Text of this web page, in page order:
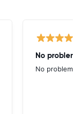
No
No